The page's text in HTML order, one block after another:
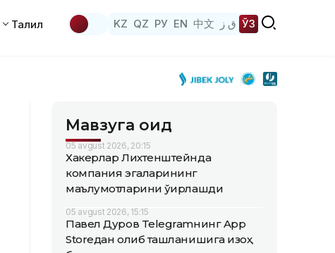
Таҳлил KZ QZ РУ EN 中文 ق ز ЎЗ
Мавзуга оид
05 avgust 2026, 20:15
Хакерлар Лихтенштейнда
компания эгаларининг
маълумотларини ўғирлашди
05 avgust 2026, 15:15
Павел Дуров Telegramнинг App
Storeдан олиб ташланишига изоҳ